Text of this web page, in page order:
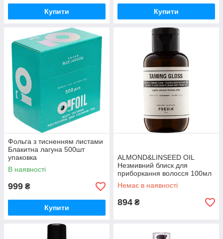
Купити Купити
Фольга з тисненням листами
Блакитна лагуна 500шт
упаковка
В наявності
999 ₴
Купити
ALMOND&LINSEED OIL
Незмивний блиск для
приборкання волосся 100мл
Немає в наявності
894 ₴